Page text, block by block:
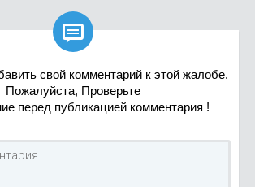

свой комментарий к этой жалобе.
Пожалуйста, Проверьте
перед публикацией комментария !